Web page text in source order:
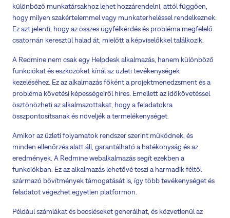
különböző munkatársakhoz lehet hozzárendelni, attól függően,
hogy milyen szakértelemmel vagy munkaterheléssel rendelkeznek.
Ez azt jelenti, hogy az összes ügyfélkérdés és probléma megfelelő
csatornán keresztül halad át, mielőtt a képviselőkkel találkozik.
A Redmine nem csak egy Helpdesk alkalmazás, hanem különböző
funkciókat és eszközöket kínál az üzleti tevékenységek
kezeléséhez. Ez az alkalmazás főként a projektmenedzsment és a
probléma követési képességeiről híres. Emellett az időkövetéssel
ösztönözheti az alkalmazottakat, hogy a feladatokra
összpontosítsanak és növeljék a termelékenységet.
Amikor az üzleti folyamatok rendszer szerint működnek, és
minden ellenőrzés alatt áll, garantálható a hatékonyság és az
eredmények. A Redmine webalkalmazás segít ezekben a
funkciókban. Ez az alkalmazás lehetővé teszi a harmadik féltől
származó bővítmények támogatását is, így több tevékenységet és
feladatot végezhet egyetlen platformon.
Például számlákat és becsléseket generálhat, és közvetlenül az